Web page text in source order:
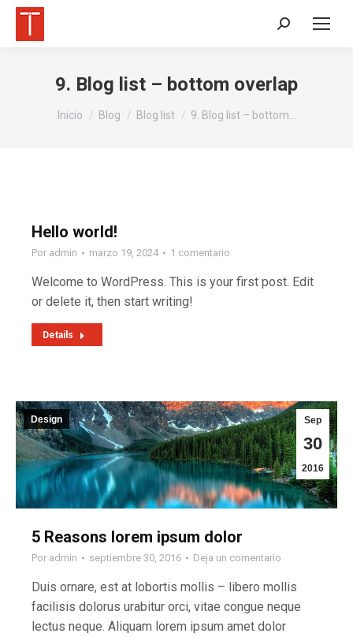
Buscar:
9. Blog list – bottom overlap
Estás aquí:
Inicio Blog Blog list 9. Blog list – bottom…
Hello world!
Por admin marzo 19, 2024 1 comentario
Welcome to WordPress. This is your first post. Edit
or delete it, then start writing!
Details
Sep
30
2016
Design
5 Reasons lorem ipsum dolor
Por admin septiembre 30, 2016 Deja un comentario
Duis ornare, est at lobortis mollis – libero mollis
facilisis dolorus urabitur orci, vitae congue neque
lectus neque. Aliquam lorem ipsum amet dolor